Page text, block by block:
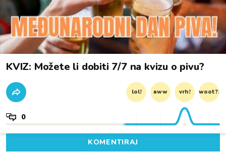
KVIZ: Možete li dobiti 7/7 na kvizu o pivu?
lol! aww vrh! woot?!
0
KOMENTIRAJ